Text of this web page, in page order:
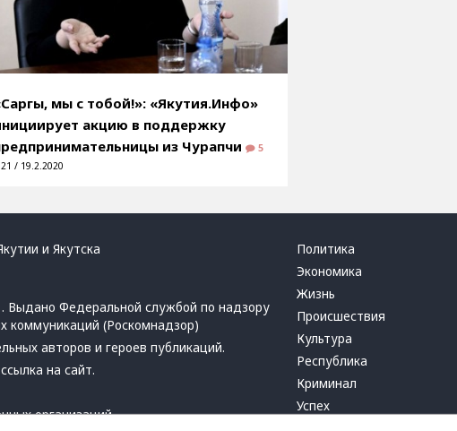
мы с тобой!»: «Якутия.Инфо»
акцию в поддержку
из Чурапчи
5
/ 19.2.2020
и Якутска
Федеральной службой по надзору
коммуникаций (Роскомнадзор)
авторов и героев публикаций.
на сайт.
организаций
Политика
Экономика
Жизнь
Происшествия
Культура
Республика
Криминал
Успех